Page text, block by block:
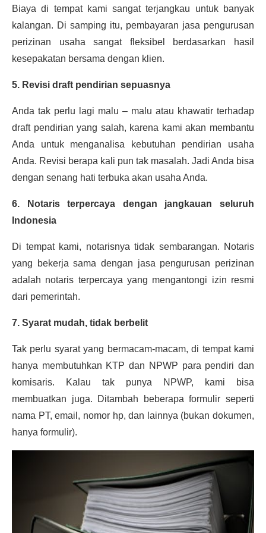
Biaya di tempat kami sangat terjangkau untuk banyak
kalangan. Di samping itu, pembayaran jasa pengurusan
perizinan usaha sangat fleksibel berdasarkan hasil
kesepakatan bersama dengan klien.
5. Revisi draft pendirian sepuasnya
Anda tak perlu lagi malu – malu atau khawatir terhadap
draft pendirian yang salah, karena kami akan membantu
Anda untuk menganalisa kebutuhan pendirian usaha
Anda. Revisi berapa kali pun tak masalah. Jadi Anda bisa
dengan senang hati terbuka akan usaha Anda.
6. Notaris terpercaya dengan jangkauan seluruh
Indonesia
Di tempat kami, notarisnya tidak sembarangan. Notaris
yang bekerja sama dengan jasa pengurusan perizinan
adalah notaris terpercaya yang mengantongi izin resmi
dari pemerintah.
7. Syarat mudah, tidak berbelit
Tak perlu syarat yang bermacam-macam, di tempat kami
hanya membutuhkan KTP dan NPWP para pendiri dan
komisaris. Kalau tak punya NPWP, kami bisa
membuatkan juga. Ditambah beberapa formulir seperti
nama PT, email, nomor hp, dan lainnya (bukan dokumen,
hanya formulir).